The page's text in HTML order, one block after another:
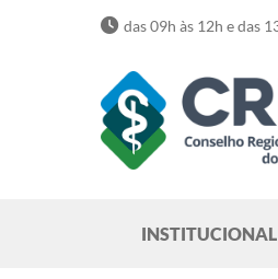
das 09h às 12h e das
INSTITUCIONAL